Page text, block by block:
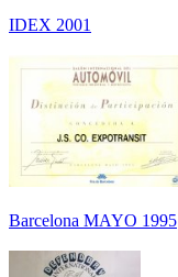
IDEX 2001
Barcelona MAYO 1995